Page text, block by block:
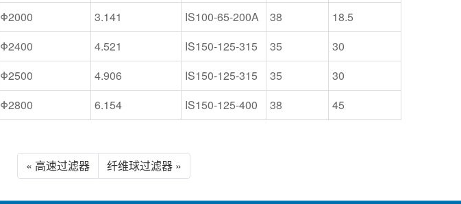
Φ2000 3.141 IS100-65-200A 38
18.5
Φ2400 4.521 IS150-125-315 35
30
Φ2500 4.906 IS150-125-315 35
30
Φ2800 6.154 IS150-125-400 38 45
« 高速过滤器 纤维球过滤器 »